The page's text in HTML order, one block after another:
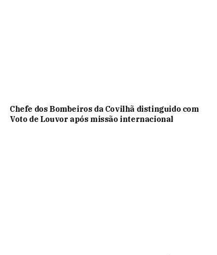
Chefe dos Bombeiros da Covilhã distinguido com
Voto de Louvor após missão internacional